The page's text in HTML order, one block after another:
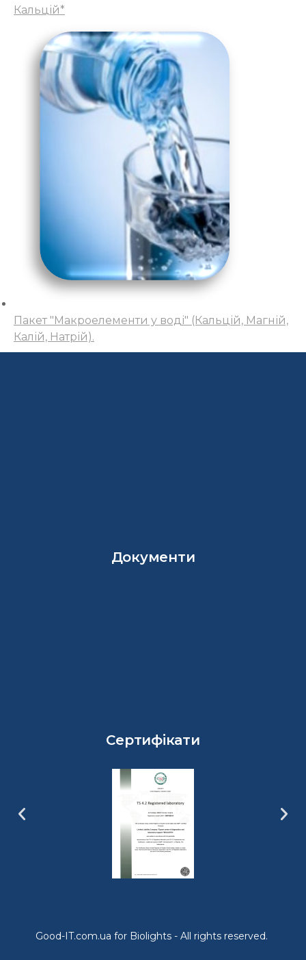
Кальцій*
Пакет "Макроелементи у воді" (Кальцій, Магній,
Калій, Натрій).
Документи
Сертифікати
Good-IT.com.ua for Biolights - All rights reserved.